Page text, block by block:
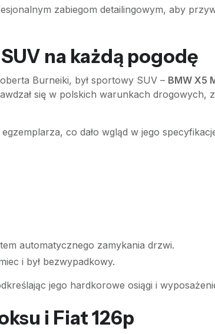
zabiegom detailingowym, aby
na każdą pogodę
Burneiki, był sportowy SUV – BMW X5
się w polskich warunkach drogowych,
co dało wgląd w jego
automatycznego zamykania drzwi.
i był bezwypadkowy.
jego hardkorowe osiągi i
i Fiat 126p